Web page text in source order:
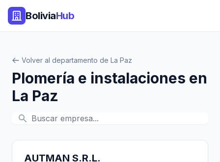
BoliviaHub
Volver al departamento de La Paz
Plomería e instalaciones en
La Paz
AUTMAN S.R.L.